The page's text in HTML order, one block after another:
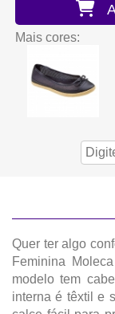
Mais cores:
Quer ter algo
Feminina
modelo tem
interna é têxtil e